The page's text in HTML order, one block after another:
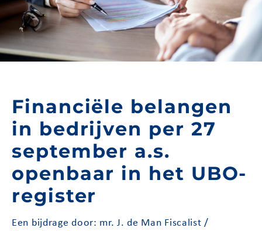
Financiële belangen
in bedrijven per 27
september a.s.
openbaar in het UBO-
register
Een bijdrage door: mr. J. de Man Fiscalist /